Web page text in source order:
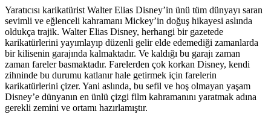
Yaratıcısı karikatürist Walter Elias Disney’in ünü tüm dünyayı saran
sevimli ve eğlenceli kahramanı Mickey’in doğuş hikayesi aslında
oldukça trajik. Walter Elias Disney, herhangi bir gazetede
karikatürlerini yayımlayıp düzenli gelir elde edemediği zamanlarda
bir kilisenin garajında kalmaktadır. Ve kaldığı bu garajı zaman
zaman fareler basmaktadır. Farelerden çok korkan Disney, kendi
zihninde bu durumu katlanır hale getirmek için farelerin
karikatürlerini çizer. Yani aslında, bu sefil ve hoş olmayan yaşam
Disney’e dünyanın en ünlü çizgi film kahramanını yaratmak adına
gerekli zemini ve ortamı hazırlamıştır.